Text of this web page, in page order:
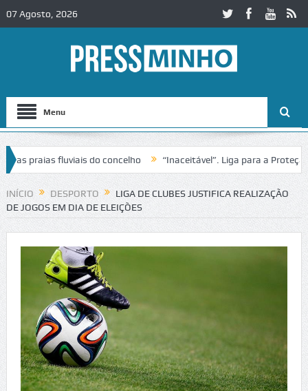
07 Agosto, 2026
Menu
fluviais do concelho “Inaceitável”. Liga para a Proteção da
de trânsito no IC2 em Alcobaça Igreja do Castelo de Cerveira
INÍCIO DESPORTO
LIGA DE CLUBES JUSTIFICA REALIZAÇÃO
DE JOGOS EM DIA DE ELEIÇÕES